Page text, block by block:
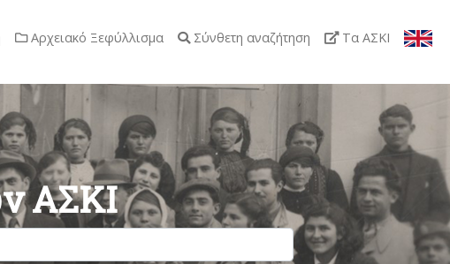
Αρχειακό Ξεφύλλισμα Σύνθετη αναζήτηση Τα ΑΣΚΙ
ΑΣΚΙ